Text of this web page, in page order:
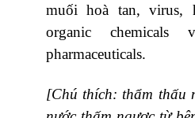
muối hoà tan, virus,
organic
pharmaceuticals.
[Chú thích: thẩm thấu